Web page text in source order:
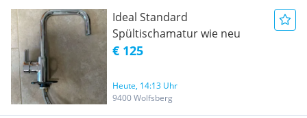
Ideal Standard
Spültischamatur wie neu
€ 125
Heute, 14:13 Uhr
9400 Wolfsberg